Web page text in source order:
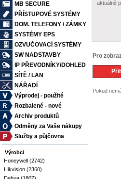
MB SECURE
PŘÍSTUPOVÉ SYSTÉMY
DOM. TELEFONY / ZÁMKY
SYSTÉMY EPS
OZVUČOVACÍ SYSTÉMY
SW NADSTAVBY
IP PŘEVODNÍKY/DOHLED
SÍTĚ / LAN
NÁŘADÍ
Výprodej - použité
Rozbalené - nové
Archiv produktů
Odměny za Vaše nákupy
Služby a půjčovna
Výrobci
Honeywell (2742)
Hikvision (2360)